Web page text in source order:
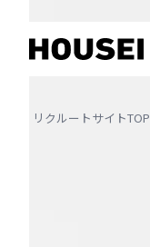
リクルートサイトTOP